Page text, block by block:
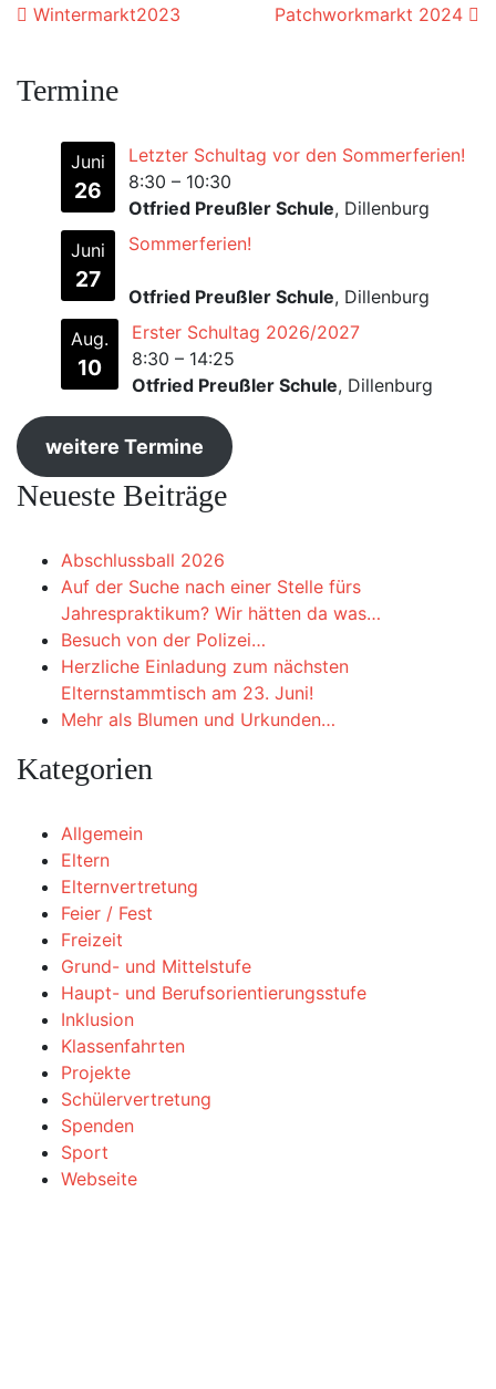
Beitrags-Navigation
Wintermarkt2023 Patchworkmarkt 2024
Termine
Juni
26
Letzter Schultag vor den Sommerferien!
8:30 – 10:30
Otfried Preußler Schule, Dillenburg
Juni
27
Sommerferien!
Otfried Preußler Schule, Dillenburg
Aug.
10
Erster Schultag 2026/2027
8:30 – 14:25
Otfried Preußler Schule, Dillenburg
weitere Termine
Neueste Beiträge
Abschlussball 2026
Auf der Suche nach einer Stelle fürs
Jahrespraktikum? Wir hätten da was…
Besuch von der Polizei…
Herzliche Einladung zum nächsten
Elternstammtisch am 23. Juni!
Mehr als Blumen und Urkunden…
Kategorien
Allgemein
Eltern
Elternvertretung
Feier / Fest
Freizeit
Grund- und Mittelstufe
Haupt- und Berufsorientierungsstufe
Inklusion
Klassenfahrten
Projekte
Schülervertretung
Spenden
Sport
Webseite